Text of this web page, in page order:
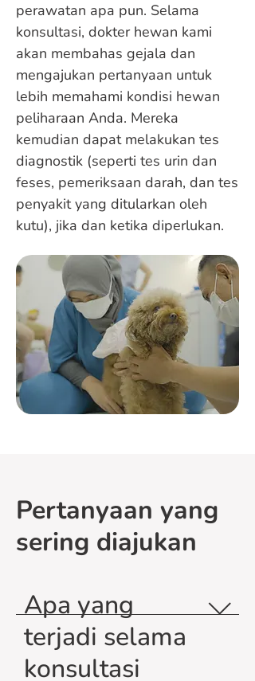
perawatan apa pun. Selama
konsultasi, dokter hewan kami
akan membahas gejala dan
mengajukan pertanyaan untuk
lebih memahami kondisi hewan
peliharaan Anda. Mereka
kemudian dapat melakukan tes
diagnostik (seperti tes urin dan
feses, pemeriksaan darah, dan tes
penyakit yang ditularkan oleh
kutu), jika dan ketika diperlukan.
Pertanyaan yang
sering diajukan
Apa yang
terjadi selama
konsultasi